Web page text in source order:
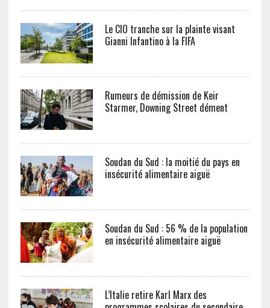
Le CIO tranche sur la plainte visant
Gianni Infantino à la FIFA
Rumeurs de démission de Keir
Starmer, Downing Street dément
Soudan du Sud : la moitié du pays en
insécurité alimentaire aiguë
Soudan du Sud : 56 % de la population
en insécurité alimentaire aiguë
L’Italie retire Karl Marx des